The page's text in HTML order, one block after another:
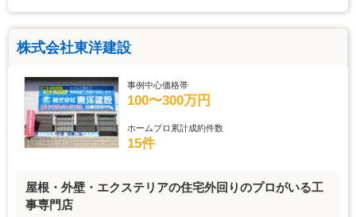
株式会社東洋建設
事例中心価格帯
100〜300万円
ホームプロ累計成約件数
15件
屋根・外壁・エクステリアの住宅外回りのプロがいる工
事専門店